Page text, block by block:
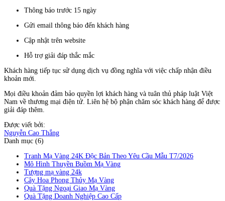
Thông báo trước 15 ngày
Gửi email thông báo đến khách hàng
Cập nhật trên website
Hỗ trợ giải đáp thắc mắc
Khách hàng tiếp tục sử dụng dịch vụ đồng nghĩa với việc chấp nhận điều
khoản mới.
Mọi điều khoản đảm bảo quyền lợi khách hàng và tuân thủ pháp luật Việt
Nam về thương mại điện tử. Liên hệ bộ phận chăm sóc khách hàng để được
giải đáp thêm.
Được viết bởi:
Nguyễn Cao Thắng
Danh mục (6)
Tranh Mạ Vàng 24K Độc Bản Theo Yêu Cầu Mẫu T7/2026
Mô Hình Thuyền Buồm Mạ Vàng
Tượng mạ vàng 24k
Cây Hoa Phong Thủy Mạ Vàng
Quà Tặng Ngoại Giao Mạ Vàng
Quà Tặng Doanh Nghiệp Cao Cấp